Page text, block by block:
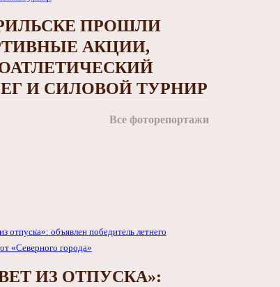
ПРОШЛИ
АКЦИИ,
И СИЛОВОЙ ТУРНИР
Все фоторепортажи
ИЗ ОТПУСКА»: